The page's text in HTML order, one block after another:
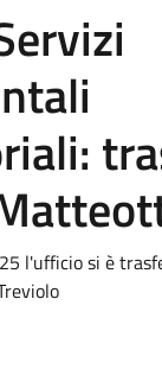
l'ufficio si è